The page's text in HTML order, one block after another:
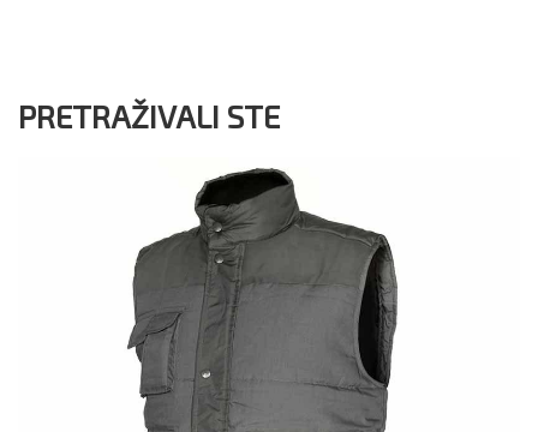
PRETRAŽIVALI STE